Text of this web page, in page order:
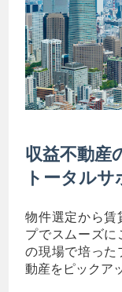
収益不動産
トータル
物件選定から賃
プでスムーズに
の現場で培った
動産をピックア